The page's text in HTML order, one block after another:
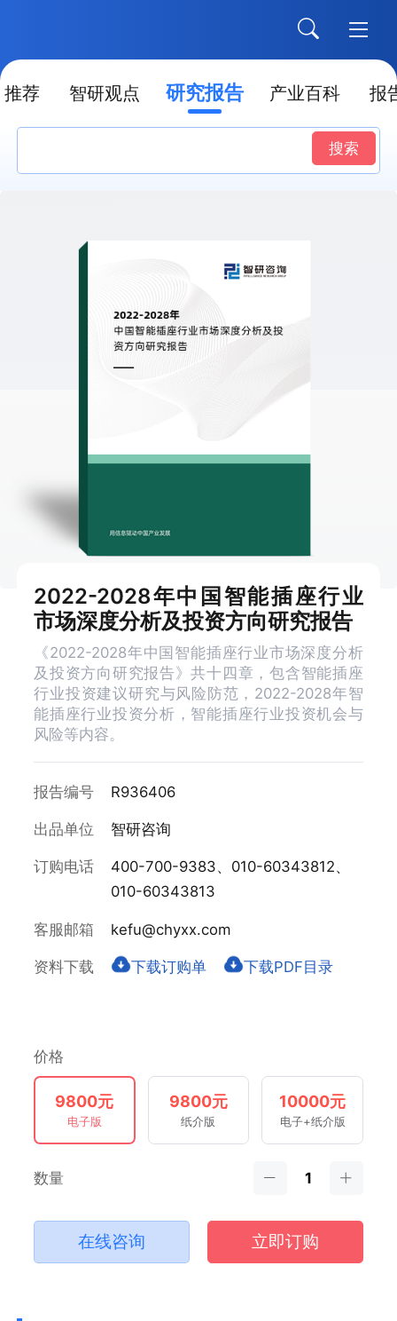
推荐 智研观点 研究报告 产业百科 报
搜索
2022-2028年中国智能插座行业
市场深度分析及投资方向研究报告
《2022-2028年中国智能插座行业市场深度分析
及投资方向研究报告》共十四章，包含智能插座
行业投资建议研究与风险防范，2022-2028年智
能插座行业投资分析，智能插座行业投资机会与
风险等内容。
报告编号 R936406
出品单位 智研咨询
订购电话
400-700-9383、010-60343812、
010-60343813
客服邮箱 kefu@chyxx.com
资料下载 下载订购单 下载PDF目录
价格
9800元
电子版
9800元
纸介版
10000元
电子+纸介版
数量
在线咨询 立即订购